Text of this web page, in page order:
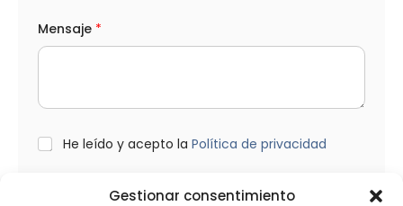
Gestionar consentimiento
Mensaje *
L
He leído y acepto la Política de privacidad